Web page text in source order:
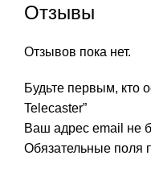
Отзывы
Отзывов пока нет.
Будьте первым, кто
Telecaster”
Ваш адрес email не
Обязательные поля